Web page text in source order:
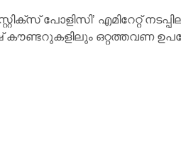
പോളിസി’ എമിറേറ്റ്
ഒറ്റത്തവണ